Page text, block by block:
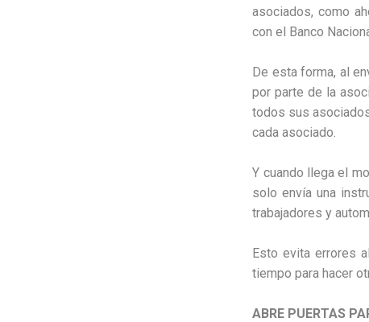
asociados, como
con el Banco
De esta forma, al
por parte de la
todos sus
cada asociado.
Y cuando llega el
solo envía una
trabajadores y
Esto evita errores
tiempo para hacer
ABRE PUERTAS